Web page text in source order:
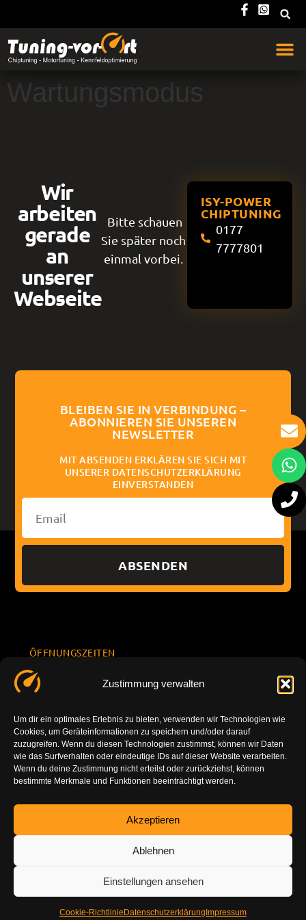
Zustimmung verwalten
Um dir ein optimales Erlebnis zu bieten, verwenden wir Technologien wie
Cookies, um Geräteinformationen zu speichern und/oder darauf
zuzugreifen. Wenn du diesen Technologien zustimmst, können wir Daten
wie das Surfverhalten oder eindeutige IDs auf dieser Website verarbeiten.
Wenn du deine Zustimmung nicht erteilst oder zurückziehst, können
bestimmte Merkmale und Funktionen beeinträchtigt werden.
Akzeptieren
Ablehnen
Einstellungen ansehen
Cookie-Richtlinie Datenschutzerklärung Impressum
Wartungsmodus
Wir
arbeiten
gerade
an
unserer
Webseite
Bitte schauen
Sie später noch
einmal vorbei.
ISY-POWER
CHIPTUNING
0177
7777801
BLEIBEN SIE IN VERBINDUNG –
ABONNIEREN SIE UNSEREN
NEWSLETTER
MIT ABSENDEN ERKLÄREN SIE SICH MIT
UNSERER DATENSCHUTZERKLÄRUNG
EINVERSTANDEN
ABSENDEN
ÖFFNUNGSZEITEN
Sa. 10.00 -
14.00
So.
geschlossen
INFORMATION
7777801
info@tuning-
vor-ort.com
DE-86179
g
Impressu
m